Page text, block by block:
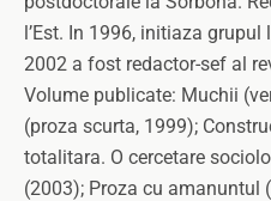
l’Est. In 1996, initiaza
2002 a fost redactor-sef al
Volume publicate: Muchii
(proza scurta, 1999);
totalitara. O cercetare
(2003); Proza cu amanuntul